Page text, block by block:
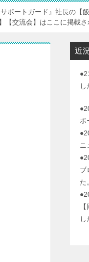
ポートガード』社長の【
【交流会】はここに掲載
近
し
ボ
ニ
ブ
た。
し